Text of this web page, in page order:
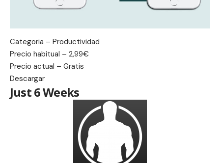
Categoria – Productividad
Precio habitual – 2,99€
Precio actual – Gratis
Descargar
Just 6 Weeks